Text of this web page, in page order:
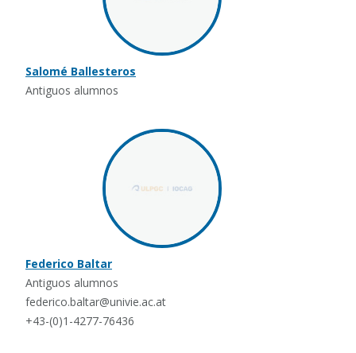
Salomé Ballesteros
Antiguos alumnos
Federico Baltar
Antiguos alumnos
federico.baltar@univie.ac.at
+43-(0)1-4277-76436